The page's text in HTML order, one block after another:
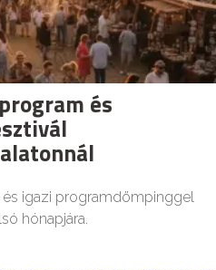
és
igazi programdömpinggel
hónapjára.